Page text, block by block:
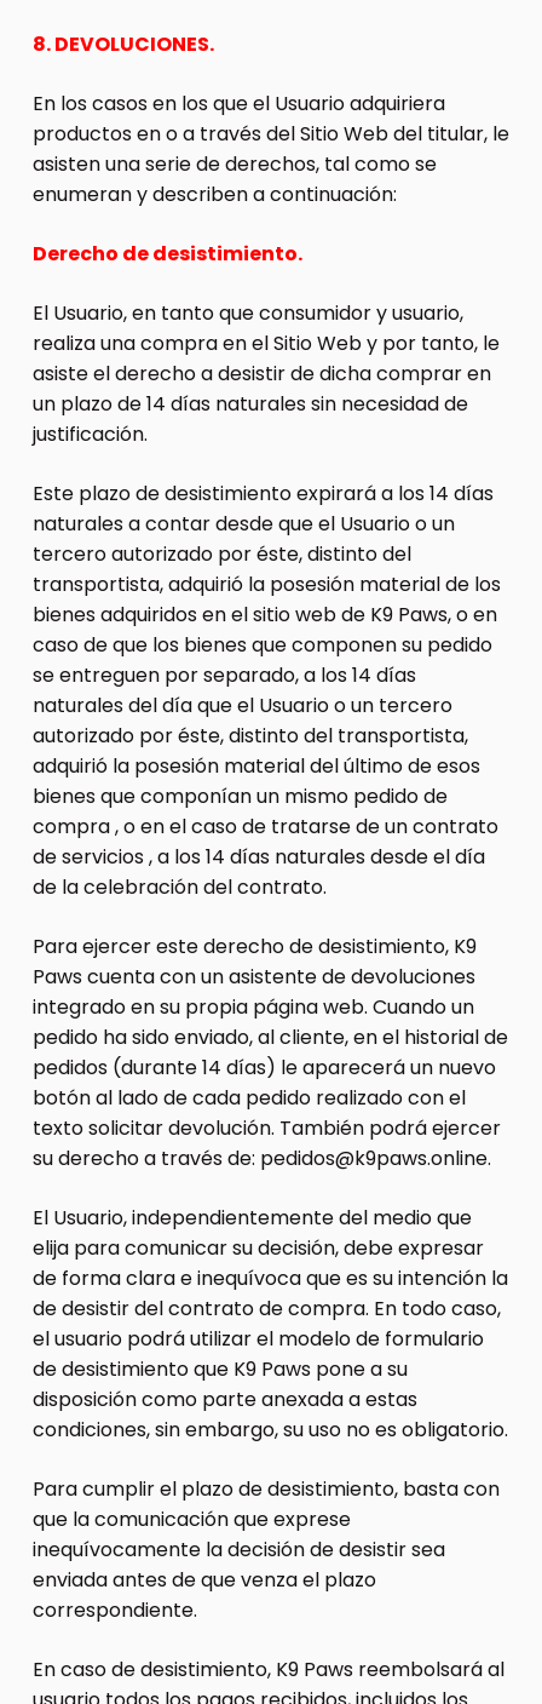
8. DEVOLUCIONES.
En los casos en los que el Usuario adquiriera
productos en o a través del Sitio Web del titular, le
asisten una serie de derechos, tal como se
enumeran y describen a continuación:
Derecho de desistimiento.
El Usuario, en tanto que consumidor y usuario,
realiza una compra en el Sitio Web y por tanto, le
asiste el derecho a desistir de dicha comprar en
un plazo de 14 días naturales sin necesidad de
justificación.
Este plazo de desistimiento expirará a los 14 días
naturales a contar desde que el Usuario o un
tercero autorizado por éste, distinto del
transportista, adquirió la posesión material de los
bienes adquiridos en el sitio web de K9 Paws, o en
caso de que los bienes que componen su pedido
se entreguen por separado, a los 14 días
naturales del día que el Usuario o un tercero
autorizado por éste, distinto del transportista,
adquirió la posesión material del último de esos
bienes que componían un mismo pedido de
compra , o en el caso de tratarse de un contrato
de servicios , a los 14 días naturales desde el día
de la celebración del contrato.
Para ejercer este derecho de desistimiento, K9
Paws cuenta con un asistente de devoluciones
integrado en su propia página web. Cuando un
pedido ha sido enviado, al cliente, en el historial de
pedidos (durante 14 días) le aparecerá un nuevo
botón al lado de cada pedido realizado con el
texto solicitar devolución. También podrá ejercer
su derecho a través de: pedidos@k9paws.online.
El Usuario, independientemente del medio que
elija para comunicar su decisión, debe expresar
de forma clara e inequívoca que es su intención la
de desistir del contrato de compra. En todo caso,
el usuario podrá utilizar el modelo de formulario
de desistimiento que K9 Paws pone a su
disposición como parte anexada a estas
condiciones, sin embargo, su uso no es obligatorio.
Para cumplir el plazo de desistimiento, basta con
que la comunicación que exprese
inequívocamente la decisión de desistir sea
enviada antes de que venza el plazo
correspondiente.
En caso de desistimiento, K9 Paws reembolsará al